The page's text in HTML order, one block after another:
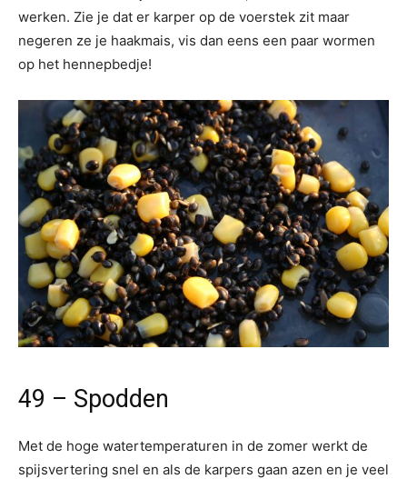
werken. Zie je dat er karper op de voerstek zit maar
negeren ze je haakmais, vis dan eens een paar wormen
op het hennepbedje!
49 – Spodden
Met de hoge watertemperaturen in de zomer werkt de
spijsvertering snel en als de karpers gaan azen en je veel